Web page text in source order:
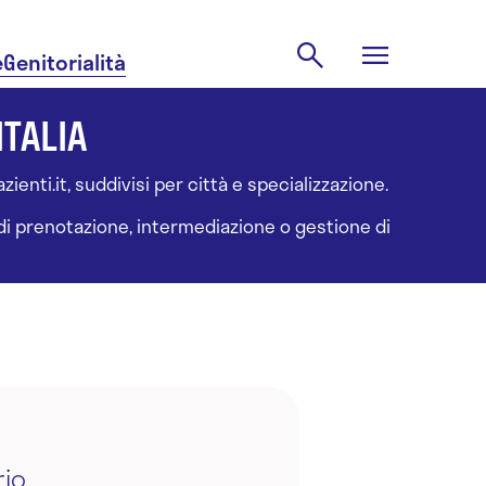
Genitorialità
suddivisi per città e specializzazione.
prenotazione, intermediazione o gestione di